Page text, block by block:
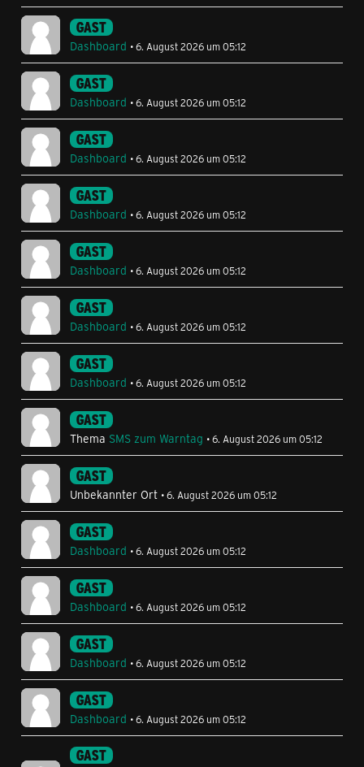
GAST
Dashboard 6. August 2026 um 05:12
GAST
Dashboard 6. August 2026 um 05:12
GAST
Dashboard 6. August 2026 um 05:12
GAST
Dashboard 6. August 2026 um 05:12
GAST
Dashboard 6. August 2026 um 05:12
GAST
Dashboard 6. August 2026 um 05:12
GAST
Dashboard 6. August 2026 um 05:12
GAST
Thema SMS zum Warntag 6. August 2026 um 05:12
GAST
Unbekannter Ort 6. August 2026 um 05:12
GAST
Dashboard 6. August 2026 um 05:12
GAST
Dashboard 6. August 2026 um 05:12
GAST
Dashboard 6. August 2026 um 05:12
GAST
Dashboard 6. August 2026 um 05:12
GAST